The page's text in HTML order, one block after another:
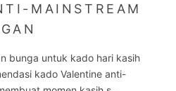
MAINSTREAM
bunga untuk kado hari kasih
kado Valentine anti-